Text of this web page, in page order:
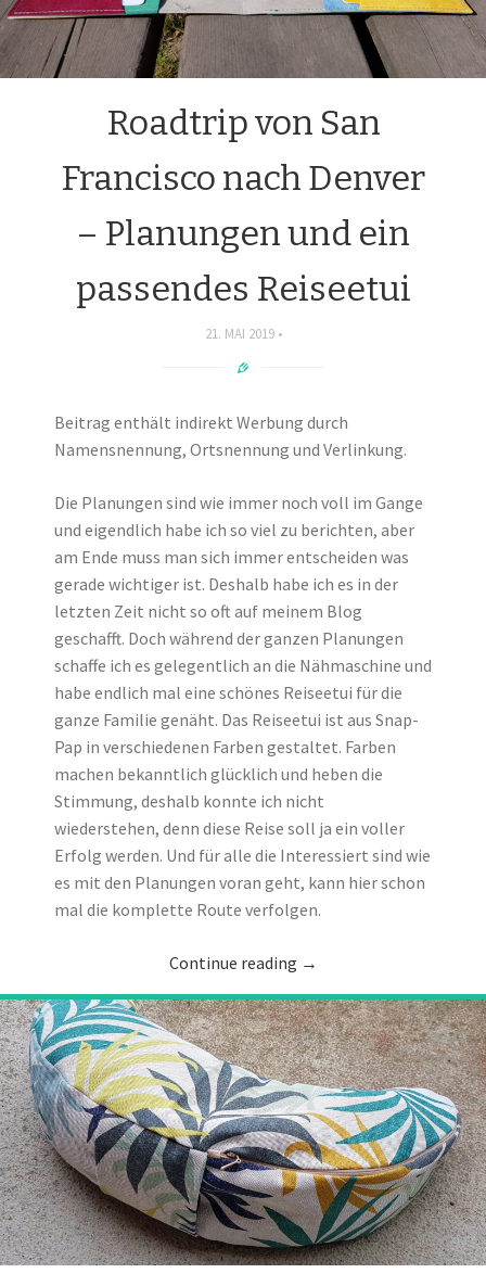
Roadtrip von San
Francisco nach Denver
– Planungen und ein
passendes Reiseetui
21. MAI 2019
Beitrag enthält indirekt Werbung durch
Namensnennung, Ortsnennung und Verlinkung.
Die Planungen sind wie immer noch voll im Gange
und eigendlich habe ich so viel zu berichten, aber
am Ende muss man sich immer entscheiden was
gerade wichtiger ist. Deshalb habe ich es in der
letzten Zeit nicht so oft auf meinem Blog
geschafft. Doch während der ganzen Planungen
schaffe ich es gelegentlich an die Nähmaschine und
habe endlich mal eine schönes Reiseetui für die
ganze Familie genäht. Das Reiseetui ist aus Snap-
Pap in verschiedenen Farben gestaltet. Farben
machen bekanntlich glücklich und heben die
Stimmung, deshalb konnte ich nicht
wiederstehen, denn diese Reise soll ja ein voller
Erfolg werden. Und für alle die Interessiert sind wie
es mit den Planungen voran geht, kann hier schon
mal die komplette Route verfolgen.
Continue reading →